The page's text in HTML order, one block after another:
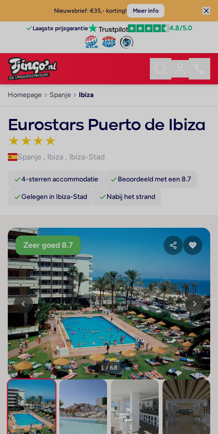
Nieuwsbrief: €35,- korting! Meer info
Laagste prijsgarantie 4.8/5.0
Homepage Spanje Ibiza
Eurostars Puerto de Ibiza
★★★★
Spanje , Ibiza , Ibiza-Stad
4-sterren accommodatie Beoordeeld met een 8.7
Gelegen in Ibiza-Stad Nabij het strand
Zeer goed 8.7
1 / 68